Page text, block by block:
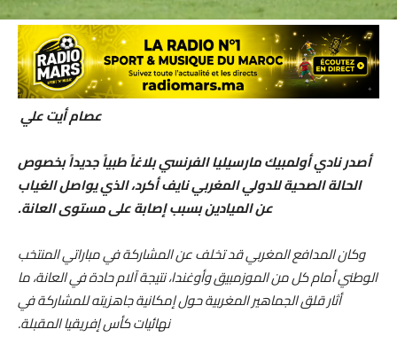
عصام أيت علي
أصدر نادي أولمبيك مارسيليا الفرنسي بلاغاً طبياً جديداً بخصوص
الحالة الصحية للدولي المغربي نايف أكرد، الذي يواصل الغياب
عن الميادين بسبب إصابة على مستوى العانة.
وكان المدافع المغربي قد تخلف عن المشاركة في مباراتي المنتخب
الوطني أمام كل من الموزمبيق وأوغندا، نتيجة آلام حادة في العانة، ما
أثار قلق الجماهير المغربية حول إمكانية جاهزيته للمشاركة في
نهائيات كأس إفريقيا المقبلة.